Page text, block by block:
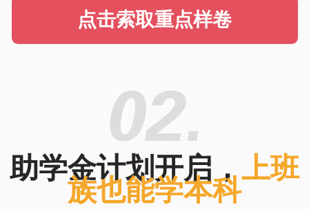
点击索取重点样卷
助学金计划开启，上班
族也能学本科